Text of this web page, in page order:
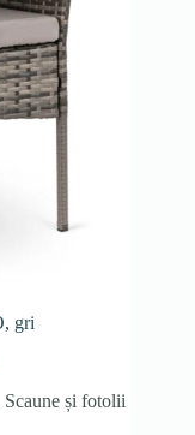
gri
Scaune și fotolii